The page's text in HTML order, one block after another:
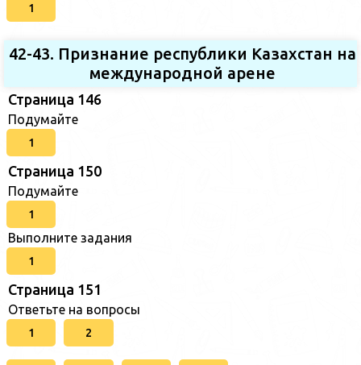
1
42-43. Признание республики Казахстан на
международной арене
Страница 146
Подумайте
1
Страница 150
Подумайте
1
Выполните задания
1
Страница 151
Ответьте на вопросы
1 2